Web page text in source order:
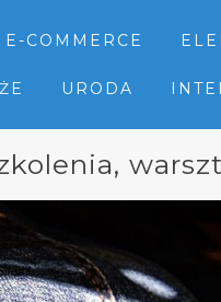
E-COMMERCE
URODA